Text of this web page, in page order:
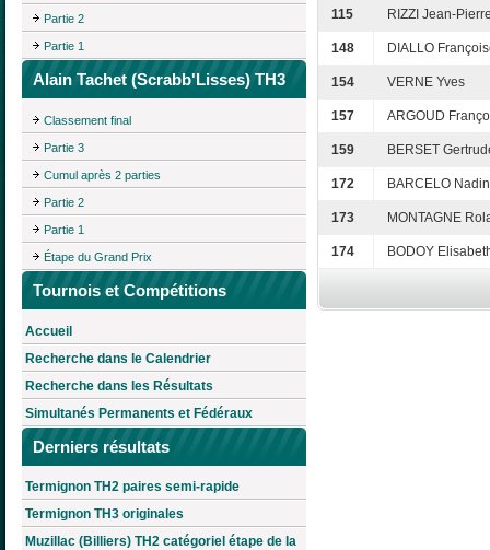
Partie 2
Partie 1
Alain Tachet (Scrabb'Lisses) TH3
Classement final
Partie 3
Cumul après 2 parties
Partie 2
Partie 1
Étape du Grand Prix
Tournois et Compétitions
Accueil
Recherche dans le Calendrier
Recherche dans les Résultats
Simultanés Permanents et Fédéraux
Derniers résultats
Termignon TH2 paires semi-rapide
Termignon TH3 originales
Muzillac (Billiers) TH2 catégoriel étape de la
115 RIZZI Jean-
148 DIALLO
154 VERNE Yves
157 ARGOUD
159 BERSET
172 BARCELO
173 MONTAGNE
174 BODOY